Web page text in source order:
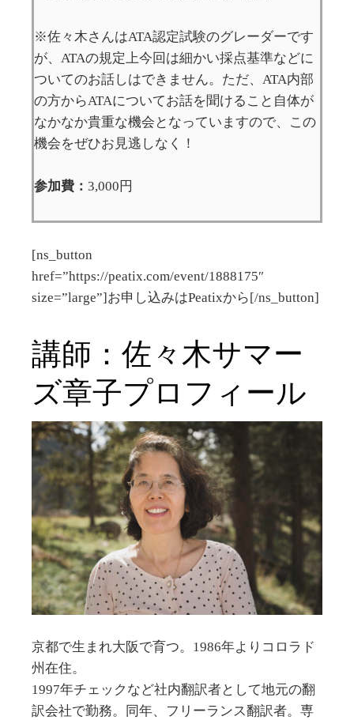
※佐々木さんはATA認定試験のグレーダーです
が、ATAの規定上今回は細かい採点基準などに
ついてのお話しはできません。ただ、ATA内部
の方からATAについてお話を聞けること自体が
なかなか貴重な機会となっていますので、この
機会をぜひお見逃しなく！
参加費： 3,000円
[ns_button
href=”https://peatix.com/event/1888175″
size=”large”]お申し込みはPeatixから[/ns_button]
講師：佐々木サマー
ズ章子プロフィール
京都で生まれ大阪で育つ。 1986年よりコロラド
州在住。
1997年チェックなど社内翻訳者として地元の翻
訳会社で勤務。同年、フリーランス翻訳者。専